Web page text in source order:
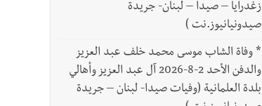
زغدرايا – صيدا – لبنان- جريدة
صيدونيانيوز.نت )
* وفاة الشاب موسى محمد خلف عبد العزيز
والدفن الأحد 2-8-2026 آل عبد العزيز وأهالي
بلدة العلمانية (وفيات صيدا- لبنان – جريدة